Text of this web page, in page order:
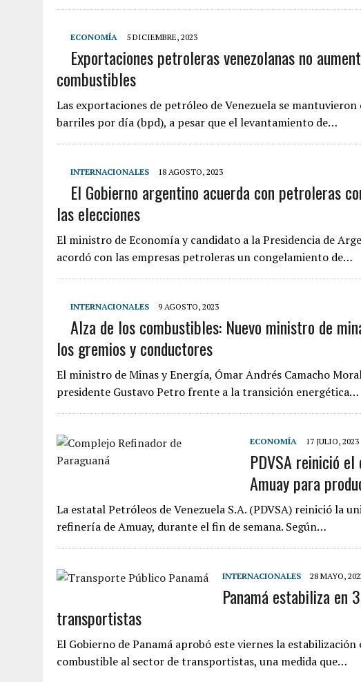
ECONOMÍA 5 DICIEMBRE, 2023
Exportaciones petroleras venezolanas no
combustibles
Las exportaciones de petróleo de Venezuela se
barriles por día (bpd), a pesar que el levantamiento de…
INTERNACIONALES 18 AGOSTO, 2023
El Gobierno argentino acuerda con petroleras
las elecciones
El ministro de Economía y candidato a la Presidencia de
acordó con las empresas petroleras un congelamiento de…
INTERNACIONALES 9 AGOSTO, 2023
Alza de los combustibles: Nuevo ministro de
los gremios y conductores
El ministro de Minas y Energía, Ómar Andrés Camacho
presidente Gustavo Petro frente a la transición energética…
ECONOMÍA 17 JULIO, 2023
PDVSA reinició
Amuay para
La estatal Petróleos de Venezuela S.A. (PDVSA) reinició la
refinería de Amuay, durante el fin de semana. Según…
INTERNACIONALES 28 MAYO,
Panamá estabiliza en
transportistas
El Gobierno de Panamá aprobó este viernes la
combustible al sector de transportistas, una medida que…